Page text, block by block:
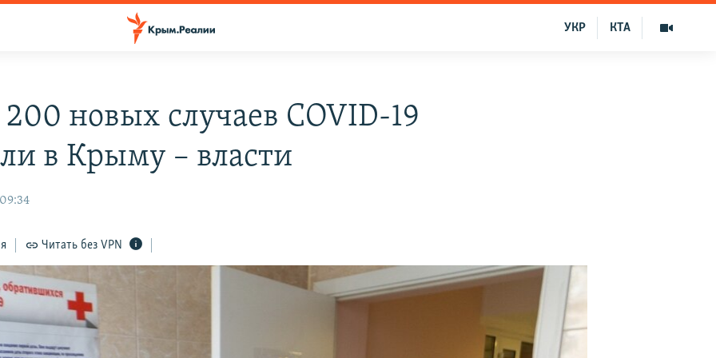
КТА
УКР
новых случаев COVID-19
в Крыму – власти
Читать без VPN